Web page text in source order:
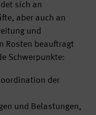
sich an
aber auch an
und
Rosten beauftragt
Schwerpunkte:
der
und Belastungen,